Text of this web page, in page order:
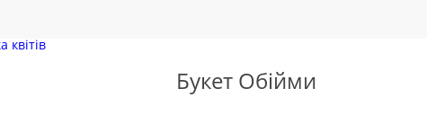
Букет Обійми